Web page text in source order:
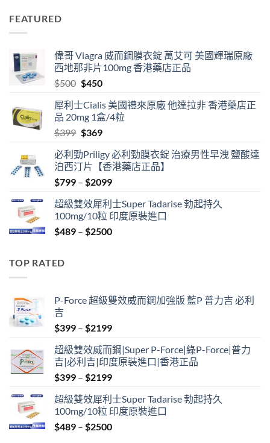
FEATURED
偉哥 Viagra 威而鋼膜衣錠 萬艾可 美國輝瑞原廠
西地那非片100mg 香港藥店正品
$500 Original
was:
$500.
$450Current
is:
$450.
犀利士Cialis 美國禮來原廠 他達拉非 香港藥店正
品 20mg 1盒/4粒
$399 Original
was:
$399.
$369Current
is:
$369.
必利勁Priligy 必利勁膜衣錠 治療男性早洩 鹽酸達
泊西汀片【香港藥店正品】
$799 – $2099Price
$799
through
$2099
超級雙效犀利士Super Tadarise 勃起持久
100mg/10粒 印度原裝進口
$489 – $2500Price
TOP RATED
P-Force 超級雙效威而鋼加強版 藍P 普力吉 必利
吉
$399 – $2199Price
$399
through
$2199
超級雙效威而鋼|Super P-Force|綠P-Force|普力
吉|必利吉|印度原裝進口|香港正品
$399 – $2199Price
$399
through
$2199
超級雙效犀利士Super Tadarise 勃起持久
100mg/10粒 印度原裝進口
$489 – $2500Price